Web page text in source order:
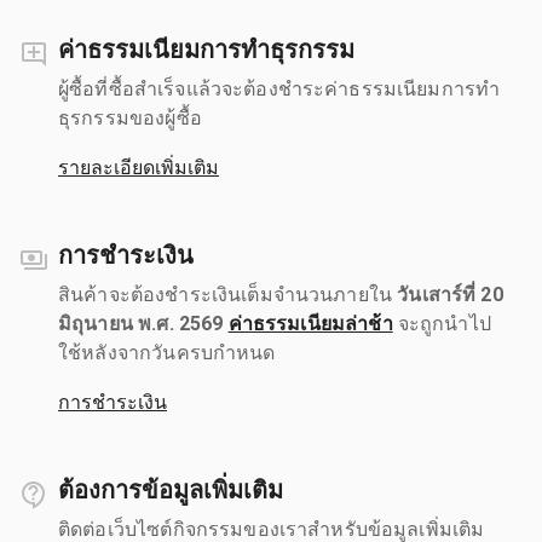
ค่าธรรมเนียมการทำธุรกรรม
ผู้ซื้อที่ซื้อสำเร็จแล้วจะต้องชำระค่าธรรมเนียมการทำ
ธุรกรรมของผู้ซื้อ
รายละเอียดเพิ่มเติม
การชำระเงิน
สินค้าจะต้องชำระเงินเต็มจำนวนภายใน วันเสาร์ที่ 20
มิถุนายน พ.ศ. 2569 ค่าธรรมเนียมล่าช้าจะถูกนำไป
ใช้หลังจากวันครบกำหนด
การชำระเงิน
ต้องการข้อมูลเพิ่มเติม
ติดต่อเว็บไซต์กิจกรรมของเราสำหรับข้อมูลเพิ่มเติม